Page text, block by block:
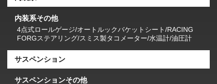
内装系その他
4点式ロールゲージ/オートルックバケットシート/RACING
FORGステアリング/スミス製タコメーター/水温計/油圧計
サスペンション
サスペンションその他